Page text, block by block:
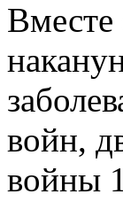
Вместе
войн,
войны